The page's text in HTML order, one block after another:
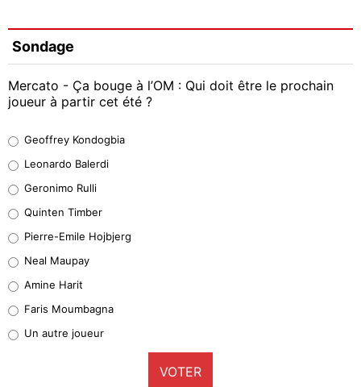
Sondage
Mercato - Ça bouge à l’OM : Qui doit être le prochain
joueur à partir cet été ?
38%
32%
5%
1%
9%
Geoffrey Kondogbia
Leonardo Balerdi
Geronimo Rulli
Quinten Timber
Pierre-Emile Hojbjerg
Neal Maupay
Amine Harit
Faris Moumbagna
Un autre joueur
VOTER